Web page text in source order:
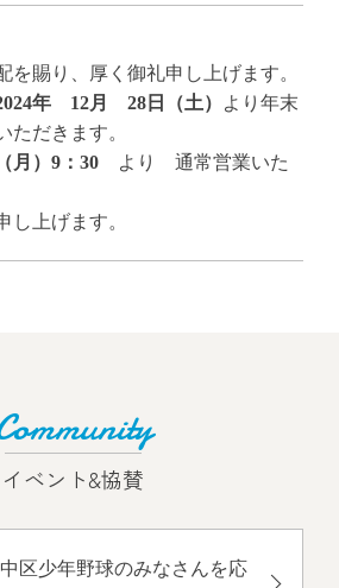
を賜り、厚く御礼申し上げます。
年 12月 28日（土）
より年末
ただきます。
月）9：30
より 通常営業いた
し上げます。
イベント&協賛
区少年野球のみなさんを応